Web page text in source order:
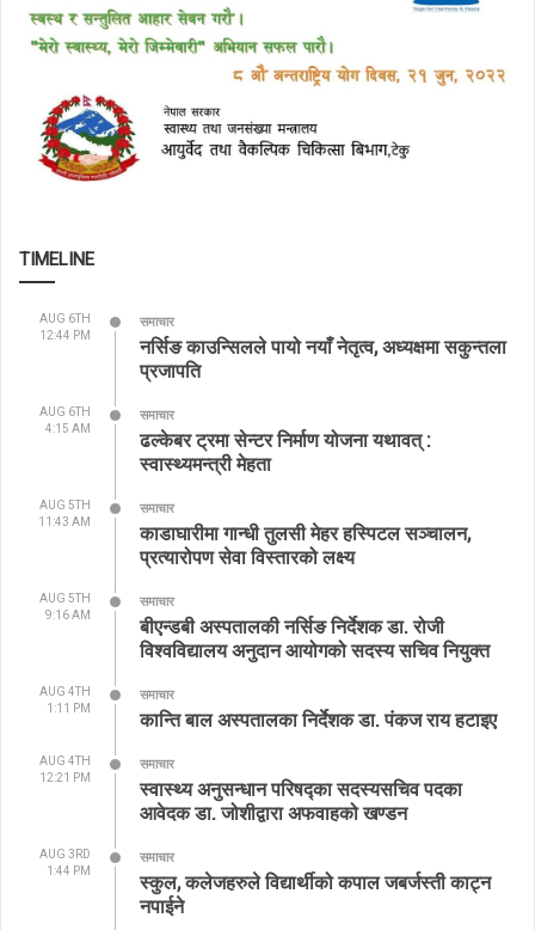
TIMELINE
AUG 6TH
12:44 PM
समाचार
नर्सिङ काउन्सिलले पायो नयाँ नेतृत्व, अध्यक्षमा सकुन्तला
प्रजापति
AUG 6TH
4:15 AM
समाचार
ढल्केबर ट्रमा सेन्टर निर्माण योजना यथावत् :
स्वास्थ्यमन्त्री मेहता
AUG 5TH
11:43 AM
समाचार
काडाघारीमा गान्धी तुलसी मेहर हस्पिटल सञ्चालन,
प्रत्यारोपण सेवा विस्तारको लक्ष्य
AUG 5TH
9:16 AM
समाचार
बीएन्डबी अस्पतालकी नर्सिङ निर्देशक डा. रोजी
विश्वविद्यालय अनुदान आयोगको सदस्य सचिव नियुक्त
AUG 4TH
1:11 PM
समाचार
कान्ति बाल अस्पतालका निर्देशक डा. पंकज राय हटाइए
AUG 4TH
12:21 PM
समाचार
स्वास्थ्य अनुसन्धान परिषद्का सदस्यसचिव पदका
आवेदक डा. जोशीद्वारा अफवाहको खण्डन
AUG 3RD
1:44 PM
समाचार
स्कुल, कलेजहरुले विद्यार्थीको कपाल जबर्जस्ती काट्न
नपाईने